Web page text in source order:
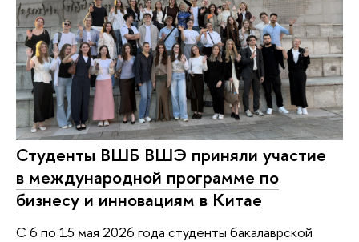
Студенты ВШБ ВШЭ приняли участие
в международной программе по
бизнесу и инновациям в Китае
С 6 по 15 мая 2026 года студенты бакалаврской